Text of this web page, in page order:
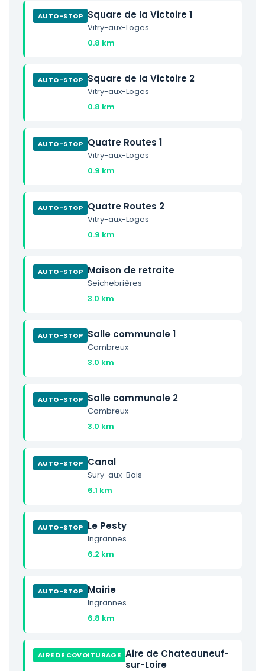
AUTO-STOP Square de la Victoire 1
Vitry-aux-Loges
0.8 km
AUTO-STOP Square de la Victoire 2
Vitry-aux-Loges
0.8 km
AUTO-STOP Quatre Routes 1
Vitry-aux-Loges
0.9 km
AUTO-STOP Quatre Routes 2
Vitry-aux-Loges
0.9 km
AUTO-STOP Maison de retraite
Seichebrières
3.0 km
AUTO-STOP Salle communale 1
Combreux
3.0 km
AUTO-STOP Salle communale 2
Combreux
3.0 km
AUTO-STOP Canal
Sury-aux-Bois
6.1 km
AUTO-STOP Le Pesty
Ingrannes
6.2 km
AUTO-STOP Mairie
Ingrannes
6.8 km
AIRE DE COVOITURAGE Aire de Chateauneuf-
sur-Loire